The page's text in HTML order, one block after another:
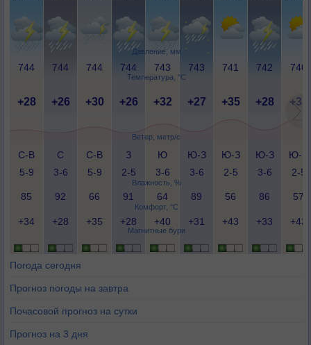
Давление, мм
Температура, °C
Ветер, метр/с
Влажность, %
Комфорт, °C
Магнитные бури
744 744 744 744 743 743 741 742 740
+28 +26 +30 +26 +32 +27 +35 +28 +35
С-В
5-9
С
3-6
С-В
5-9
З
2-5
Ю
3-6
Ю-З
3-6
Ю-З
2-5
Ю-З
3-6
Ю-В
2-5
85 92 66 91 64 89 56 86 57
+34 +28 +35 +28 +40 +31 +43 +33 +43
Погода сегодня
Прогноз погоды на завтра
Почасовой прогноз на сутки
Прогноз на 3 дня